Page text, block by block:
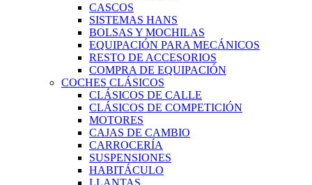
CASCOS
SISTEMAS HANS
BOLSAS Y MOCHILAS
EQUIPACIÓN PARA MECÁNICOS
RESTO DE ACCESORIOS
COMPRA DE EQUIPACIÓN
COCHES CLÁSICOS
CLÁSICOS DE CALLE
CLÁSICOS DE COMPETICIÓN
MOTORES
CAJAS DE CAMBIO
CARROCERÍA
SUSPENSIONES
HABITÁCULO
LLANTAS